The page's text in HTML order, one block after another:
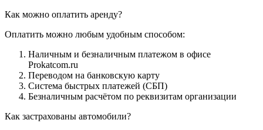
Как можно оплатить аренду?
Оплатить можно любым удобным способом:
Наличным и безналичным платежом в офисе
Prokatcom.ru
Переводом на банковскую карту
Система быстрых платежей (СБП)
Безналичным расчётом по реквизитам организации
Как застрахованы автомобили?